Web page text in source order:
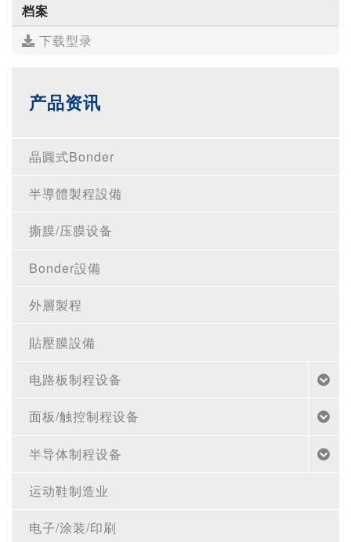
档案
下载型录
产品资讯
晶圓式Bonder
半導體製程設備
撕膜/压膜设备
Bonder設備
外層製程
貼壓膜設備
电路板制程设备
面板/触控制程设备
半导体制程设备
运动鞋制造业
电子/涂装/印刷